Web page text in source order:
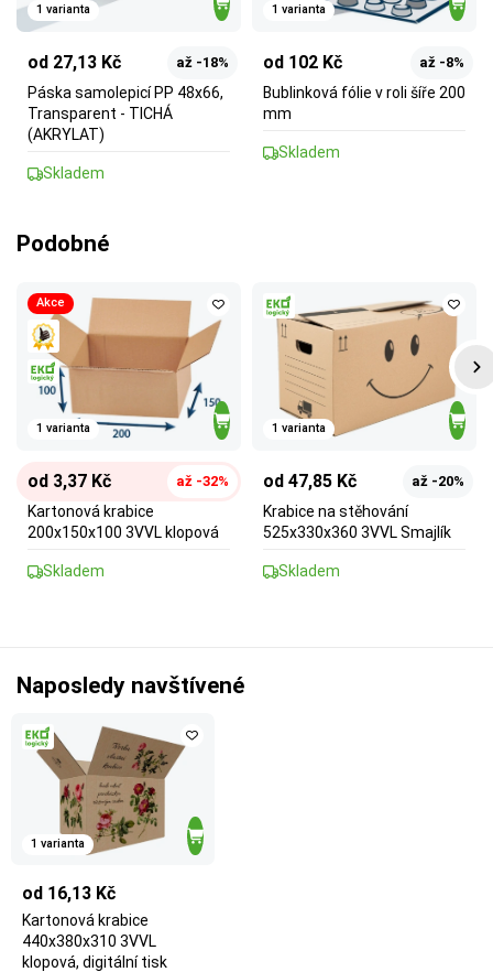
1 varianta
od 27,13 Kč až -18%
Páska samolepicí PP 48x66,
Transparent - TICHÁ
(AKRYLAT)
Skladem
1 varianta
od 102 Kč až -8%
Bublinková fólie v roli šíře 200
mm
Skladem
Podobné
Akce
1 varianta
od 3,37 Kč až -32%
Kartonová krabice
200x150x100 3VVL klopová
Skladem
1 varianta
od 47,85 Kč až -20%
Krabice na stěhování
525x330x360 3VVL Smajlík
Skladem
Naposledy navštívené
1 varianta
od 16,13 Kč
Kartonová krabice
440x380x310 3VVL
klopová, digitální tisk